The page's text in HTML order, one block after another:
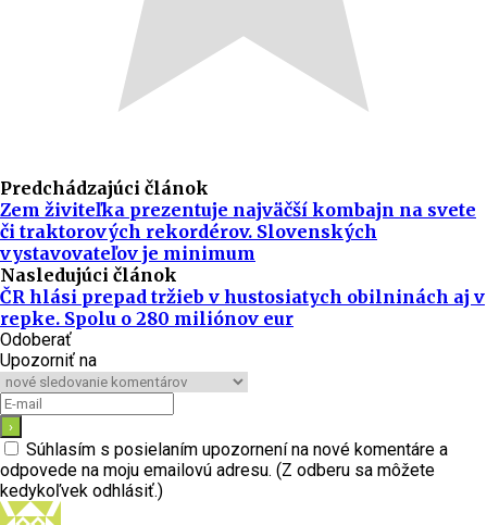
Predchádzajúci článok
Zem živiteľka prezentuje najväčší kombajn na svete
či traktorových rekordérov. Slovenských
vystavovateľov je minimum
Nasledujúci článok
ČR hlási prepad tržieb v hustosiatych obilninách aj v
repke. Spolu o 280 miliónov eur
Odoberať
Upozorniť na
Súhlasím s posielaním upozornení na nové komentáre a
odpovede na moju emailovú adresu. (Z odberu sa môžete
kedykoľvek odhlásiť.)